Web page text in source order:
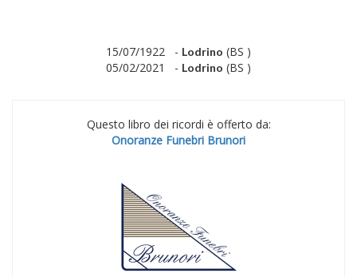
15/07/1922 - Lodrino (BS )
05/02/2021 - Lodrino (BS )
Questo libro dei ricordi è offerto da:
Onoranze Funebri Brunori